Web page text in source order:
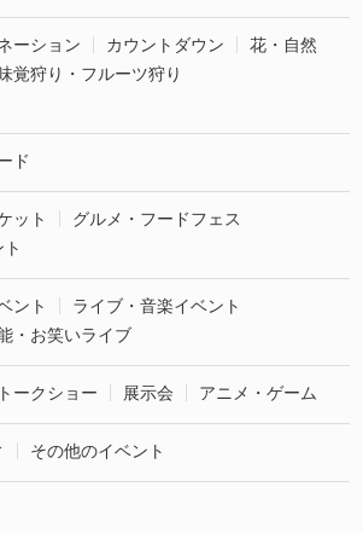
ーション カウントダウン
花・自然
覚狩り・フルーツ狩り
ド
ット
グルメ・フードフェス
ント
ライブ・音楽イベント
・お笑いライブ
ークショー 展示会 アニメ・ゲーム
その他のイベント